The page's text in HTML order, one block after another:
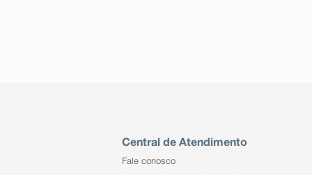
Central de Atendimento
Fale conosco